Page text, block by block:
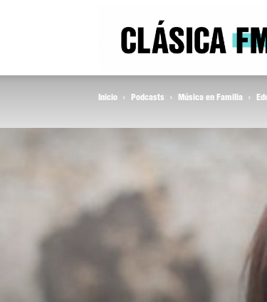
Inicio Podcasts Música en Familia